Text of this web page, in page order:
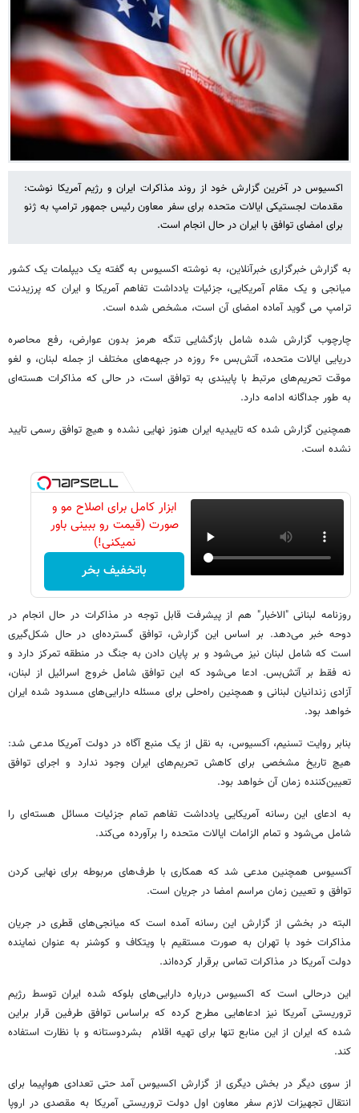
اکسیوس در آخرین گزارش خود از روند مذاکرات ایران و رژیم آمریکا نوشت:
مقدمات لجستیکی ایالات متحده برای سفر معاون رئیس جمهور ترامپ به ژنو
برای امضای توافق با ایران در حال انجام است.
به گزارش خبرگزاری خبرآنلاین، به نوشته اکسیوس به گفته یک دیپلمات یک کشور
میانجی و یک مقام آمریکایی، جزئیات یادداشت تفاهم آمریکا و ایران که پرزیدنت
ترامپ می گوید آماده امضای آن است، مشخص شده است.
چارچوب گزارش شده شامل بازگشایی تنگه هرمز بدون عوارض، رفع محاصره
دریایی ایالات متحده، آتش‌بس ۶۰ روزه در جبهه‌های مختلف از جمله لبنان، و لغو
موقت تحریم‌های مرتبط با پایبندی به توافق است، در حالی که مذاکرات هسته‌ای
به طور جداگانه ادامه دارد.
همچنین گزارش شده که تاییدیه ایران هنوز نهایی نشده و هیچ توافق رسمی تایید
نشده است.
ابزار کامل برای اصلاح مو و
صورت (قیمت رو ببینی باور
نمیکنی!)
باتخفیف بخر
روزنامه لبنانی "الاخبار" هم از پیشرفت قابل توجه در مذاکرات در حال انجام در
دوحه خبر می‌دهد. بر اساس این گزارش، توافق گسترده‌ای در حال شکل‌گیری
است که شامل لبنان نیز می‌شود و بر پایان دادن به جنگ در منطقه تمرکز دارد و
نه فقط بر آتش‌بس. ادعا می‌شود که این توافق شامل خروج اسرائیل از لبنان،
آزادی زندانیان لبنانی و همچنین راه‌حلی برای مسئله دارایی‌های مسدود شده ایران
خواهد بود.
بنابر روایت تسنیم، آکسیوس، به نقل از یک منبع آگاه در دولت آمریکا مدعی شد:
هیچ تاریخ مشخصی برای کاهش تحریم‌های ایران وجود ندارد و اجرای توافق
تعیین‌کننده زمان آن خواهد بود.
به ادعای این رسانه آمریکایی یادداشت تفاهم تمام جزئیات مسائل هسته‌ای را
شامل می‌شود و تمام الزامات ایالات متحده را برآورده می‌کند.
آکسیوس همچنین مدعی شد که همکاری با طرف‌های مربوطه برای نهایی کردن
توافق و تعیین زمان مراسم امضا در جریان است.
البته در بخشی از گزارش این رسانه آمده است که میانجی‌های قطری در جریان
مذاکرات خود با تهران به صورت مستقیم با ویتکاف و کوشنر به عنوان نماینده
دولت آمریکا در مذاکرات تماس برقرار کرده‌اند.
این درحالی است که اکسیوس درباره دارایی‌های بلوکه شده ایران توسط رژیم
تروریستی آمریکا نیز ادعاهایی مطرح کرده که براساس توافق طرفین قرار براین
شده که ایران از این منابع تنها برای تهیه اقلام بشردوستانه و با نظارت استفاده
کند.
از سوی دیگر در بخش دیگری از گزارش اکسیوس آمد حتی تعدادی هواپیما برای
انتقال تجهیزات لازم سفر معاون اول دولت تروریستی آمریکا به مقصدی در اروپا